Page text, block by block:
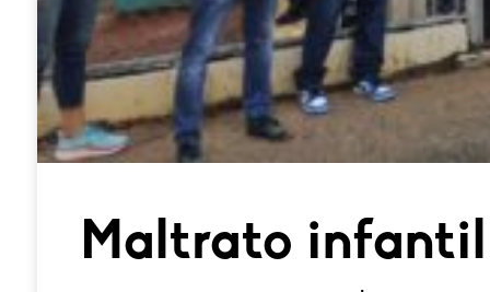
Maltrato infantil